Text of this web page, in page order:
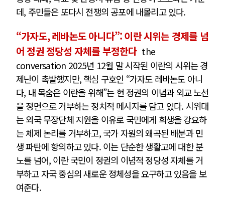
데, 주민들은 또다시 전쟁의 공포에 내몰리고 있다.
“가자도, 레바논도 아니다”: 이란 시위는 경제를 넘
어 정권 정당성 자체를 부정한다 the
conversation 2025년 12월 말 시작된 이란의 시위는 경
제난이 촉발했지만, 핵심 구호인 “가자도 레바논도 아니
다, 내 목숨은 이란을 위해”는 현 정권의 이념과 외교 노선
을 정면으로 거부하는 정치적 메시지를 담고 있다. 시위대
는 외국 무장단체 지원을 이유로 국민에게 희생을 강요하
는 체제 논리를 거부하고, 국가 자원의 왜곡된 배분과 민
생 파탄에 항의하고 있다. 이는 단순한 생활고에 대한 분
노를 넘어, 이란 국민이 정권의 이념적 정당성 자체를 거
부하고 자국 중심의 새로운 정체성을 요구하고 있음을 보
여준다.